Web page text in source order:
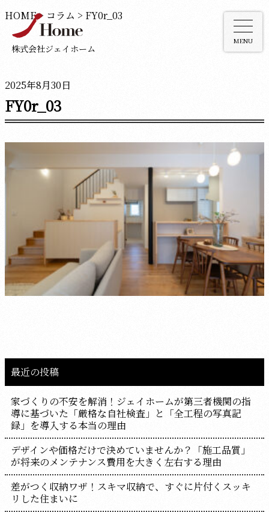
株式会社ジェイホーム
MENU
HOME> コラム > FY0r_03
2025年8月30日
FY0r_03
最近の投稿
家づくりの不安を解消！ジェイホームが第三者機関の指
導に基づいた「厳格な自社検査」と「全工程の写真記
録」を導入する本当の理由
デザインや価格だけで決めていませんか？「施工品質」
が将来のメンテナンス費用を大きく左右する理由
差がつく収納ワザ！スキマ収納で、すぐに片付くスッキ
リした住まいに